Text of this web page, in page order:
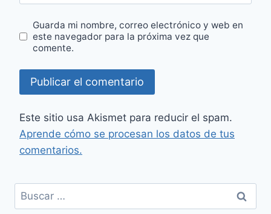
Guarda mi nombre, correo electrónico y web en
este navegador para la próxima vez que
comente.
Este sitio usa Akismet para reducir el spam.
Aprende cómo se procesan los datos de tus
comentarios.
Buscar: